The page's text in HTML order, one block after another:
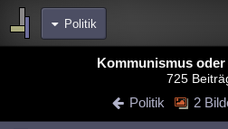
Politik
Blogs
Chat Wiki Neuigkeiten
Kommunismus
725
Politik 2